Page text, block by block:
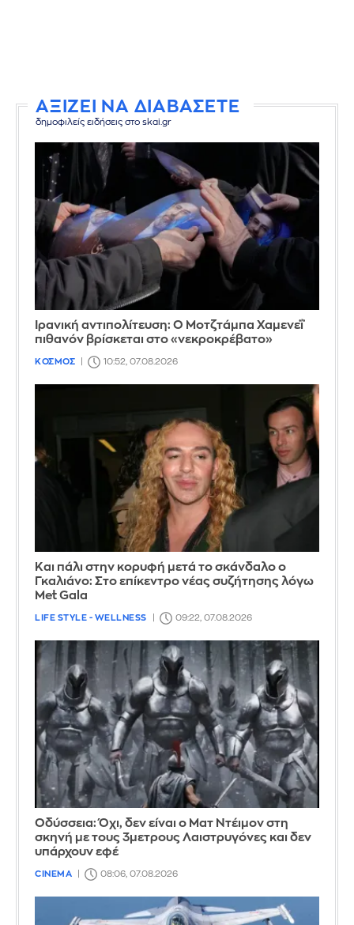
ΑΞΙΖΕΙ ΝΑ ΔΙΑΒΑΣΕΤΕ
δημοφιλείς ειδήσεις στο skai.gr
Ιρανική αντιπολίτευση: Ο Μοτζτάμπα Χαμενεΐ
πιθανόν βρίσκεται στο «νεκροκρέβατο»
ΚΟΣΜΟΣ 10:52, 07.08.2026
Και πάλι στην κορυφή μετά το σκάνδαλο ο
Γκαλιάνο: Στο επίκεντρο νέας συζήτησης λόγω
Met Gala
LIFE STYLE - WELLNESS 09:22, 07.08.2026
Οδύσσεια: Όχι, δεν είναι ο Ματ Ντέιμον στη
σκηνή με τους 3μετρους Λαιστρυγόνες και δεν
υπάρχουν εφέ
CINEMA 08:06, 07.08.2026